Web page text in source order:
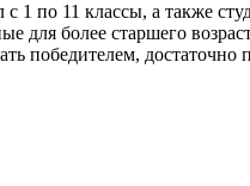
1 по 11 классы, а также
для более старшего
победителем, достаточно